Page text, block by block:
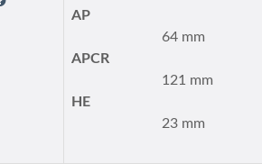
AP
64 mm
APCR
121 mm
HE
23 mm